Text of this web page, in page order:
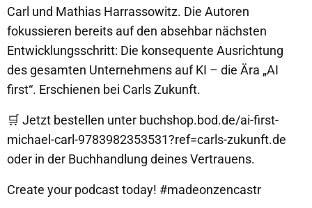
Carl und Mathias Harrassowitz. Die Autoren
fokussieren bereits auf den absehbar nächsten
Entwicklungsschritt: Die konsequente Ausrichtung
des gesamten Unternehmens auf KI – die Ära „AI
first“. Erschienen bei Carls Zukunft.
🛒 Jetzt bestellen unter buchshop.bod.de/ai-first-
michael-carl-9783982353531?ref=carls-zukunft.de
oder in der Buchhandlung deines Vertrauens.
Create your podcast today! #madeonzencastr